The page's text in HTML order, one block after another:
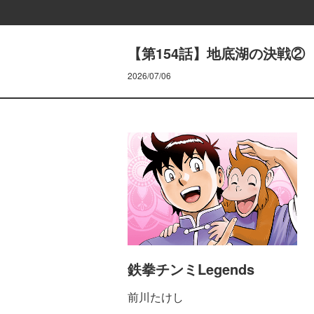
【第154話】地底湖の決戦②
2026/07/06
鉄拳チンミLegends
前川たけし